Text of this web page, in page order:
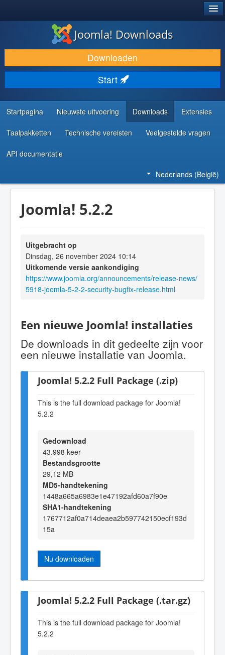
DOWNLOAD & BREID UIT
ONTDEK & LEER
COMMUNITY & ONDERSTEUNING
ONTWIKKELAARSBRONNEN
Joomla! Downloads
Downloaden
Start
Startpagina Nieuwste uitvoering Downloads Extensies
Taalpakketten Technische vereisten Veelgestelde vragen
API documentatie
Nederlands (België)
Joomla! 5.2.2
Uitgebracht op
Dinsdag, 26 november 2024 10:14
Uitkomende versie aankondiging
https://www.joomla.org/announcements/release-news/
5918-joomla-5-2-2-security-bugfix-release.html
Een nieuwe Joomla! installaties
De downloads in dit gedeelte zijn voor
een nieuwe installatie van Joomla.
Joomla! 5.2.2 Full Package (.zip)
This is the full download package for Joomla!
5.2.2
Gedownload
43.998 keer
Bestandsgrootte
29,12 MB
MD5-handtekening
1448a665a6983e1e47192afd60a7f90e
SHA1-handtekening
1767712af0a714deaea2b597742150ecf193d
15a
Nu downloaden
Joomla! 5.2.2 Full Package (.tar.gz)
This is the full download package for Joomla!
5.2.2